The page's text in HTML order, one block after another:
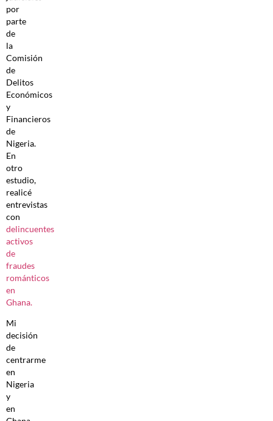
por
parte
de
la
Comisión
de
Delitos
Económicos
y
Financieros
de
Nigeria.
En
otro
estudio,
realicé
entrevistas
con
delincuentes
activos
de
fraudes
románticos
en
Ghana.
Mi
decisión
de
centrarme
en
Nigeria
y
en